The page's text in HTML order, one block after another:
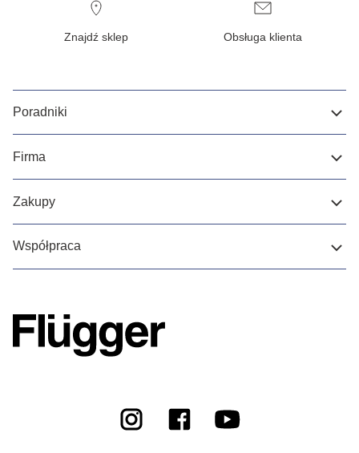
Znajdź sklep Obsługa klienta
Poradniki
Firma
Zakupy
Współpraca